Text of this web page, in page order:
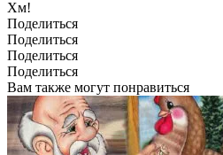
Хм!
Поделиться
Поделиться
Поделиться
Поделиться
Вам также могут понравиться